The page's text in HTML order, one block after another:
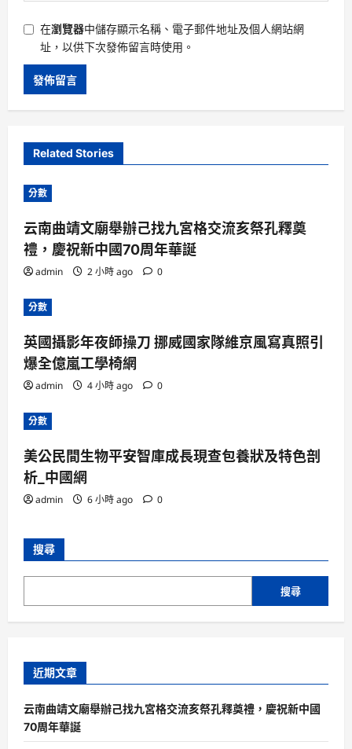
在瀏覽器中儲存顯示名稱、電子郵件地址及個人網站網
址，以供下次發佈留言時使用。
Related Stories
分數
云南曲靖文廟舉辦己找九宮格交流亥祭孔釋奠
禮，慶祝新中國70周年華誕
admin 2 小時 ago 0
分數
英國攝影年夜師操刀 挪威國家隊維京風寫真照引
爆全億嵐工學椅網
admin 4 小時 ago 0
分數
美公民間生物平安智庫成長現查包養狀及特色剖
析_中國網
admin 6 小時 ago 0
搜尋
搜尋
近期文章
云南曲靖文廟舉辦己找九宮格交流亥祭孔釋奠禮，慶祝新中國
70周年華誕